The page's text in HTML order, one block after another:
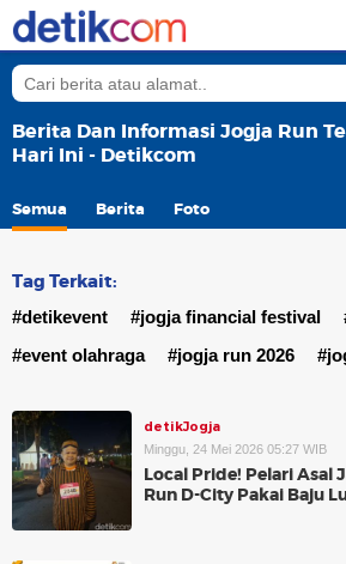
Berita Dan Informasi Jogja Run
Hari Ini - Detikcom
Semua Berita Foto
Tag Terkait:
#detikevent #jogja financial festival
#event olahraga
#jogja run 2026
detikJogja
Minggu, 24 Mei 2026 05:27 WIB
Local Pride! Pelari Asal
Run D-City Pakai Baju